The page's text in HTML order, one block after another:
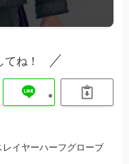
ね！
レイヤーハーフグローブ